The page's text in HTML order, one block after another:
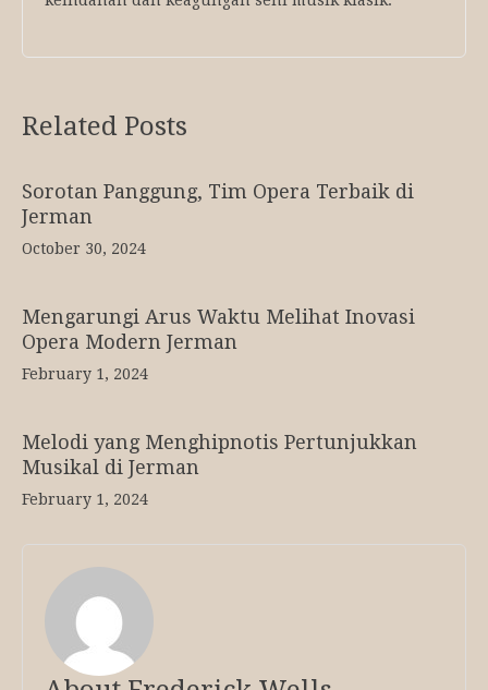
Related Posts
Sorotan Panggung, Tim Opera Terbaik di
Jerman
October 30, 2024
Mengarungi Arus Waktu Melihat Inovasi
Opera Modern Jerman
February 1, 2024
Melodi yang Menghipnotis Pertunjukkan
Musikal di Jerman
February 1, 2024